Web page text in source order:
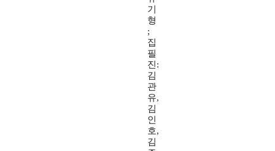
기
형
;
집
필
진:
김
관
유,
김
인
호,
김